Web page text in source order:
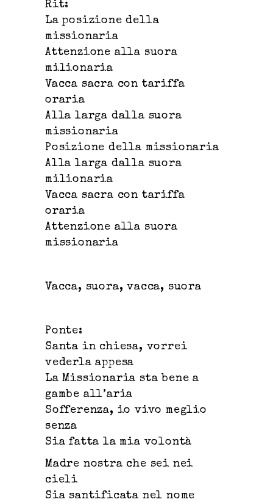
Rit:
La posizione della
missionaria
Attenzione alla suora
milionaria
Vacca sacra con tariffa
oraria
Alla larga dalla suora
missionaria
Posizione della missionaria
Alla larga dalla suora
milionaria
Vacca sacra con tariffa
oraria
Attenzione alla suora
missionaria
Vacca, suora, vacca, suora
Ponte:
Santa in chiesa, vorrei
vederla appesa
La Missionaria sta bene a
gambe all’aria
Sofferenza, io vivo meglio
senza
Sia fatta la mia volontà
Madre nostra che sei nei
cieli
Sia santificata nel nome